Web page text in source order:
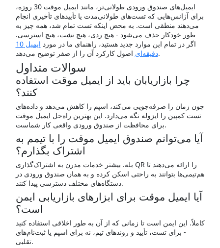
ایمیل‌های صندوق ورودی طولانی‌تر، مانند ایمیل موقت 30 روزه،
برای آژانس‌هایی که تست‌های طولانی‌مدت یا تأییدهای تأخیری انجام
می‌دهند منطقی است. به محض اینکه تست تمام شد، همه چیز به
طور خودکار حذف می‌شود - هیچ ردی، هیچ نشت، هیچ استرسی.
اگر در تمام این موارد جدید هستید، راهنمای ما در مورد
ایمیل 10
دقیقه‌ایاصول کارکرد آن را از صفر توضیح می‌دهد.
سوالات متداول
چرا بازاریابان باید از ایمیل موقت استفاده
کنند؟
چون زمان را صرفه‌جویی می‌کند، اسپم را کاهش می‌دهد و داده‌های
تست کمپین را ایزوله نگه می‌دارد. این بهترین راه‌حل ایمیل موقت
برای محافظت از صندوق ورودی واقعی کار شماست.
آیا می‌توانم صندوق ایمیل موقت را با تیمم به
اشتراک بگذارم؟
بله. بیشتر خدمات مدرن به اشتراک‌گذاری QR را ارائه می‌دهند تا
هم‌تیمی‌ها بتوانند به راحتی اسکن کرده و به همان صندوق ورودی در
دستگاه‌های مختلف دسترسی پیدا کنند.
آیا ایمیل موقت برای ابزارهای بازاریابی ایمن
است؟
کاملاً. این ایمن است تا زمانی که از آن به طور اخلاقی استفاده کنید
- برای تست، تأیید و روندهای تیم، نه برای اسپم یا ثبت‌نام‌های
تقلبی.